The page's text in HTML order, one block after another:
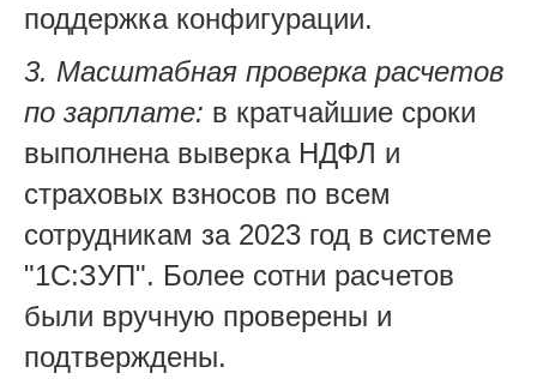
поддержка конфигурации.
3. Масштабная проверка расчетов
по зарплате: в кратчайшие сроки
выполнена выверка НДФЛ и
страховых взносов по всем
сотрудникам за 2023 год в системе
"1С:ЗУП". Более сотни расчетов
были вручную проверены и
подтверждены.